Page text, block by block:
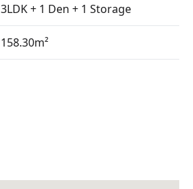
3LDK + 1 Den + 1 Storage
158.30m²